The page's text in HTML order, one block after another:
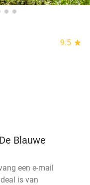
9.5 star
Blauwe
een e-mail
is van